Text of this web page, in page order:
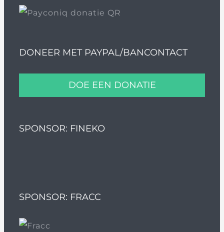
DONEER MET PAYPAL/BANCONTACT
DOE EEN DONATIE
SPONSOR: FINEKO
SPONSOR: FRACC